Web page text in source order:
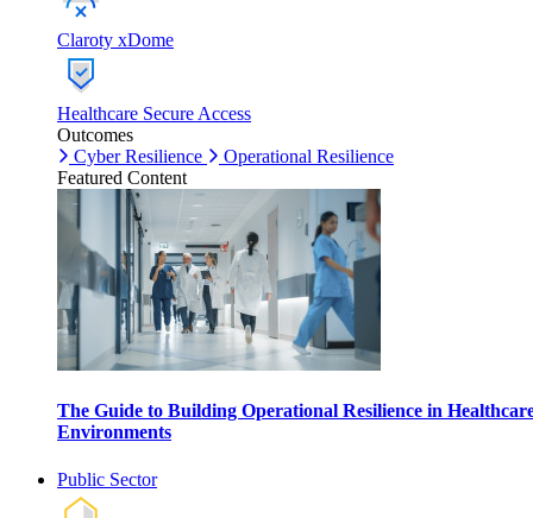
Claroty xDome
Healthcare Secure Access
Outcomes
Cyber Resilience
Operational Resilience
Featured Content
The Guide to Building Operational Resilience in
Environments
Public Sector